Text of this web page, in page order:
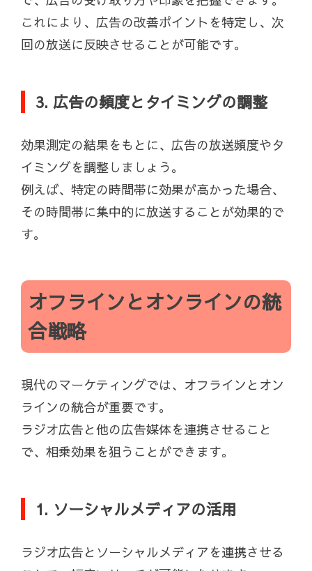
これにより、広告の改善ポイントを特定し、次
回の放送に反映させることが可能です。
3. 広告の頻度とタイミングの調整
効果測定の結果をもとに、広告の放送頻度やタ
イミングを調整しましょう。
例えば、特定の時間帯に効果が高かった場合、
その時間帯に集中的に放送することが効果的で
す。
オフラインとオンラインの統
合戦略
現代のマーケティングでは、オフラインとオン
ラインの統合が重要です。
ラジオ広告と他の広告媒体を連携させること
で、相乗効果を狙うことができます。
1. ソーシャルメディアの活用
ラジオ広告とソーシャルメディアを連携させる